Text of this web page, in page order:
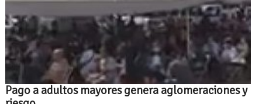
Pago a adultos mayores genera aglomeraciones y